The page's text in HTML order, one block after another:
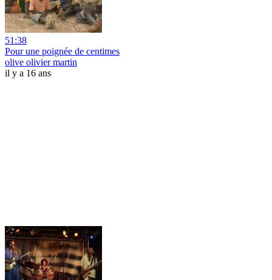
51:38
Pour une poignée de centimes
olive olivier martin
il y a 16 ans